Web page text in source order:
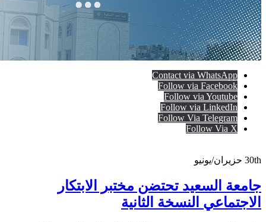
Contact via WhatsApp
Follow via Facebook
Follow via Youtube
Follow via LinkedIn
Follow Via Telegram
Follow Via X
30th حزيران/يونيو
جامعة السعيد تحتضن مختبر الابتكار
الاجتماعي النسخة الثانية